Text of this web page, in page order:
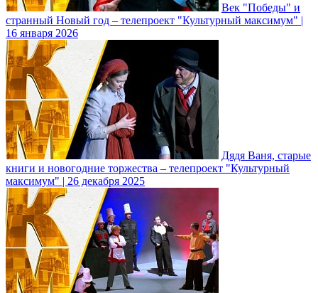
Век "Победы" и
странный Новый год – телепроект "Культурный максимум" |
16 января 2026
Дядя Ваня, старые
книги и новогодние торжества – телепроект "Культурный
максимум" | 26 декабря 2025